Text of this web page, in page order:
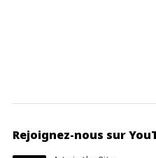
Rejoignez-nous sur